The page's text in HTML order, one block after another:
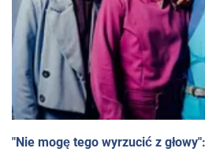
"Nie mogę tego wyrzucić z